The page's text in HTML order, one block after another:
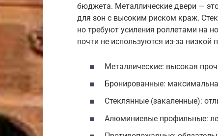
бюджета. Металлические двери —
для зон с высоким риском краж.
но требуют усиления роллетами на
почти не используются из-за низкой
Металлические: высокая
Бронированные:
Стеклянные (закаленные):
Алюминиевые профильные: